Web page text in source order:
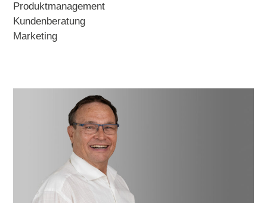
Produktmanagement
Kundenberatung
Marketing